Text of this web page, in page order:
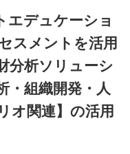
エデュケーショ
スメントを活用
分析ソリューシ
・組織開発・人
オ関連】の活用